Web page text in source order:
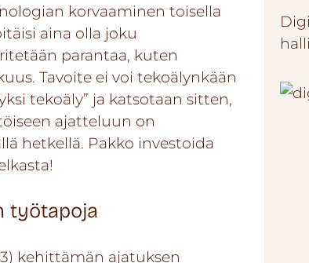
korvaaminen toisella
aina olla joku
parantaa, kuten
Tavoite ei voi tekoälynkään
tekoäly” ja katsotaan sitten,
ajatteluun on
hetkellä. Pakko investoida
työtapoja
kehittämän ajatuksen